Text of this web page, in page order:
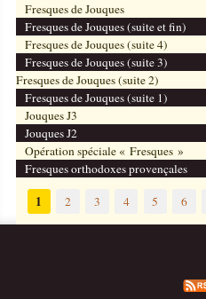
Fresques de Jouques
Fresques de Jouques (suite et fin)
Fresques de Jouques (suite 4)
Fresques de Jouques (suite 3)
Fresques de Jouques (suite 2)
Fresques de Jouques (suite 1)
Jouques J3
Jouques J2
Opération spéciale « Fresques »
Fresques orthodoxes provençales
1 2 3 4 5 6